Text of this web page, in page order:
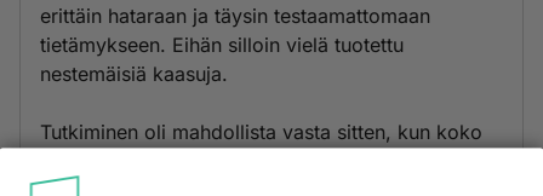
erittäin hataraan ja täysin testaamattomaan
tietämykseen. Eihän silloin vielä tuotettu
nestemäisiä kaasuja.
Tutkiminen oli mahdollista vasta sitten, kun koko
toisistaan. Se hallittiin kunnolla vasta 1900 luvulla.